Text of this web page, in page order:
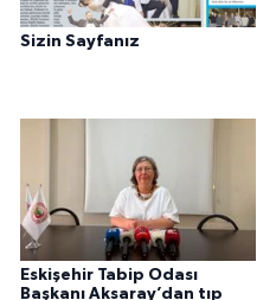
Sizin Sayfanız
Eskişehir Tabip Odası
Başkanı Aksaray’dan tıp